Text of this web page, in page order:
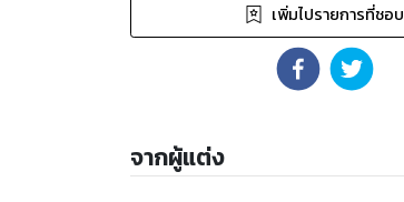
เพิ่มไปรายการที่ชอบ
จากผู้แต่ง